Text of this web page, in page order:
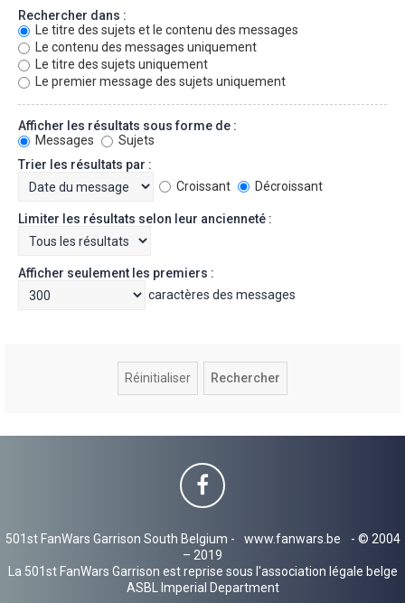
Rechercher dans :
Le titre des sujets et le contenu des messages
Le contenu des messages uniquement
Le titre des sujets uniquement
Le premier message des sujets uniquement
Afficher les résultats sous forme de :
Messages
Sujets
Trier les résultats par :
Croissant
Décroissant
Limiter les résultats selon leur ancienneté :
Afficher seulement les premiers :
caractères des messages
501st FanWars Garrison South Belgium - www.fanwars.be
- © 2004
– 2019
La 501st FanWars Garrison est reprise sous l'association légale belge
ASBL Imperial Department